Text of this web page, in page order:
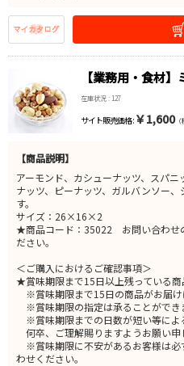
【業務用・食材
在庫状況 : 127
サイト販売価格 : ￥1,600（
【商品説明】
アーモンド、カシューナッツ、スパ
ナッツ、ピーナッツ、ガルバンソー
す。
サイズ：26×16×2
★商品コード：35022 お問い合わせ
ださい。
＜ご購入におけるご確認事項＞
★賞味期限まで15日以上残っている商
※賞味期限まで15日の商品がお届け
※賞味期限の指定は承ることができ
※賞味期限までの日数が短い等によ
何卒、ご理解賜りますようお願い申
※賞味期限に不安があるお客様は必
わせください。